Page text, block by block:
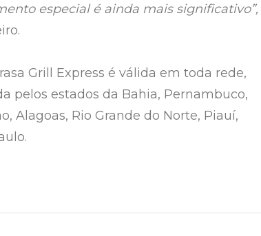
especial é ainda mais significativo”,
Grill Express é válida em toda rede,
pelos estados da Bahia, Pernambuco,
Alagoas, Rio Grande do Norte, Piauí,